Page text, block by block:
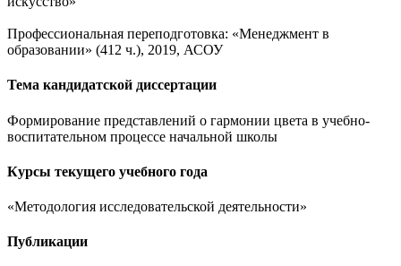
Профессиональная переподготовка: «Менеджмент в
образовании» (412 ч.), 2019, АСОУ
Тема кандидатской диссертации
Формирование представлений о гармонии цвета в учебно-
воспитательном процессе начальной школы
Курсы текущего учебного года
«Методология исследовательской деятельности»
Публикации